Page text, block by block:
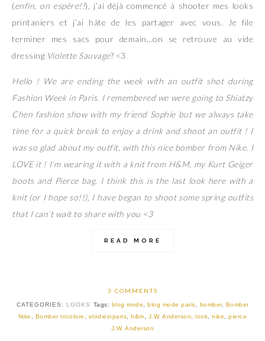
(enfin, on espère!!), j’ai déjà commencé à shooter mes looks
printaniers et j’ai hâte de les partager avec vous. Je file
terminer mes sacs pour demain…on se retrouve au vide
dressing Violette Sauvage? <3
Hello ! We are ending the week with an outfit shot during
Fashion Week in Paris. I remembered we were going to Shiatzy
Chen fashion show with my friend Sophie but we always take
time for a quick break to enjoy a drink and shoot an outfit ! I
was so glad about my outfit, with this nice bomber from Nike. I
LOVE it ! I’m wearing it with a knit from H&M, my Kurt Geiger
boots and Pierce bag. I think this is the last look here with a
knit (or I hope so!!), I have began to shoot some spring outfits
that I can’t wait to share with you <3
READ MORE
3 COMMENTS
CATEGORIES: LOOKS Tags: blog mode, blog mode paris, bomber, Bomber
Nike , Bomber tricolore , elodieinparis,h&m, J.W. Anderson,look,nike,pierce
J.W. Anderson